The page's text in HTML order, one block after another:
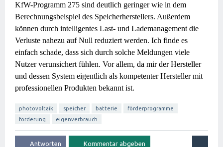
KfW-Programm 275 sind deutlich geringer wie in dem
Berechnungsbeispiel des Speicherherstellers. Außerdem
können durch intelligentes Last- und Lademanagement die
Verluste nahezu auf Null reduziert werden. Ich finde es
einfach schade, dass sich durch solche Meldungen viele
Nutzer verunsichert fühlen. Vor allem, da mir der Hersteller
und dessen System eigentlich als kompetenter Hersteller mit
professionellen Produkten bekannt ist.
photovoltaik speicher batterie
förderprogramme
förderung
eigenverbrauch